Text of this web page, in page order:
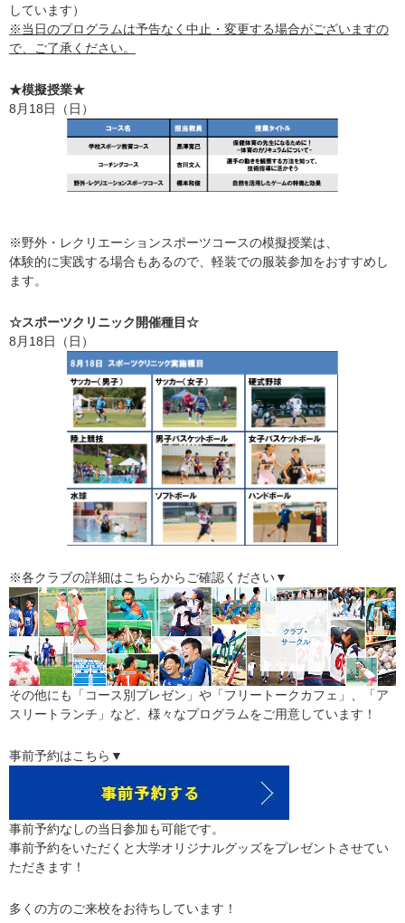
しています）
※当日のプログラムは予告なく中止・変更する場合がございますの
で、ご了承ください。
★模擬授業★
8月18日（日）
※野外・レクリエーションスポーツコースの模擬授業は、
体験的に実践する場合もあるので、軽装での服装参加をおすすめし
ます。
☆スポーツクリニック開催種目☆
8月18日（日）
※各クラブの詳細はこちらからご確認ください▼
その他にも「コース別プレゼン」や「フリートークカフェ」、「ア
スリートランチ」など、様々なプログラムをご用意しています！
事前予約はこちら▼
事前予約なしの当日参加も可能です。
事前予約をいただくと大学オリジナルグッズをプレゼントさせてい
ただきます！
多くの方のご来校をお待ちしています！